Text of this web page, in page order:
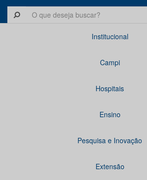
Institucional
Campi
Hospitais
Ensino
Pesquisa e Inovação
Extensão